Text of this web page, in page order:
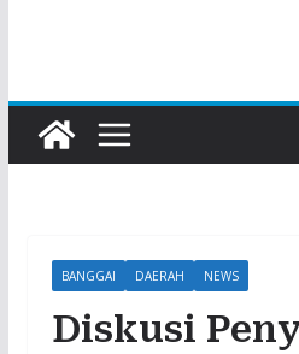
BANGGAI DAERAH NEWS
Diskusi